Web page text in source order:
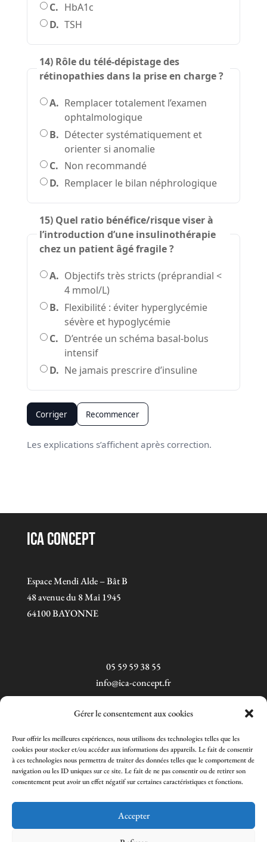
Gérer le consentement aux cookies
Pour offrir les meilleures expériences, nous utilisons des technologies telles que les
cookies pour stocker et/ou accéder aux informations des appareils. Le fait de consentir
à ces technologies nous permettra de traiter des données telles que le comportement de
navigation ou les ID uniques sur ce site. Le fait de ne pas consentir ou de retirer son
consentement peut avoir un effet négatif sur certaines caractéristiques et fonctions.
Accepter
C. HbA1c
D. TSH
14) Rôle du télé-dépistage des
rétinopathies dans la prise en charge ?
A. Remplacer totalement l’examen
ophtalmologique
B. Détecter systématiquement et
orienter si anomalie
C. Non recommandé
D. Remplacer le bilan néphrologique
15) Quel ratio bénéfice/risque viser à
l’introduction d’une insulinothérapie
chez un patient âgé fragile ?
A. Objectifs très stricts (préprandial <
4 mmol/L)
B. Flexibilité : éviter hyperglycémie
sévère et hypoglycémie
C. D’entrée un schéma basal-bolus
intensif
D. Ne jamais prescrire d’insuline
Corriger Recommencer
Les explications s’affichent après correction.
ICA Concept
Espace Mendi Alde – Bât B
48 avenue du 8 Mai 1945
64100 BAYONNE
05 59 59 38 55
info@ica-concept.fr